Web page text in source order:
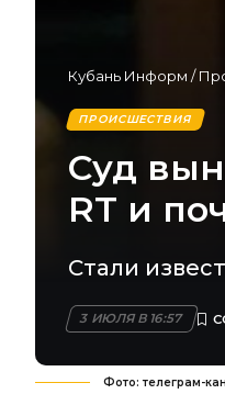
Кубань Информ /
ПРОИСШЕСТВИЯ
Суд
RT и
Стали
3 ИЮЛЯ В 16:57
Фото: телеграм-